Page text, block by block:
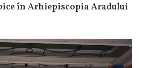
în Arhiepiscopia Aradului